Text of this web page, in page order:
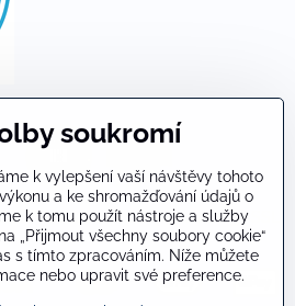
dat zabezpečeny technologií SSL
soukromí
k vylepšení vaší návštěvy tohoto
a ke shromažďování údajů o
k tomu použít nástroje a služby
„Přijmout všechny soubory cookie“
s tímto zpracováním. Níže můžete
nebo upravit své preference.